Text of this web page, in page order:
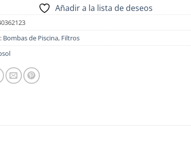
Añadir a la lista de deseos
Bombas de Piscina, Filtros